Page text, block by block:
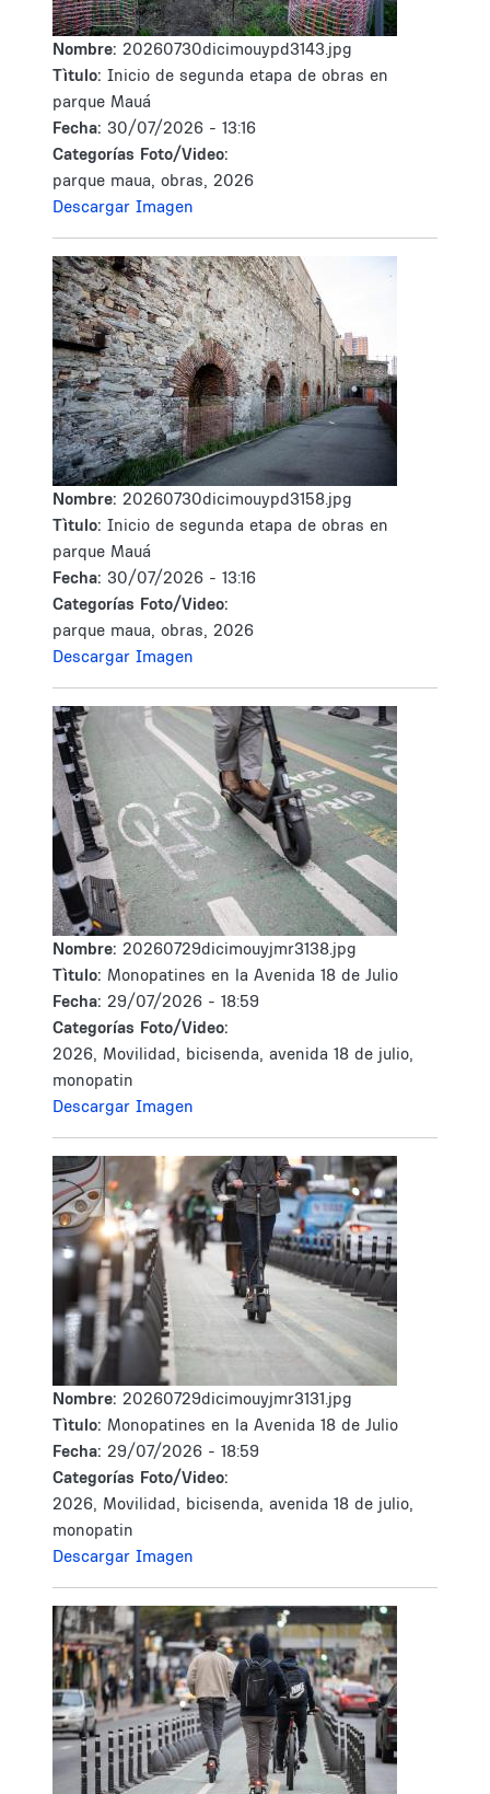
Nombre: 20260730dicimouypd3143.jpg
Tìtulo: Inicio de segunda etapa de obras en
parque Mauá
Fecha: 30/07/2026 - 13:16
Categorías Foto/Video:
parque maua, obras, 2026
Descargar Imagen
Nombre: 20260730dicimouypd3158.jpg
Tìtulo: Inicio de segunda etapa de obras en
parque Mauá
Fecha: 30/07/2026 - 13:16
Categorías Foto/Video:
parque maua, obras, 2026
Descargar Imagen
Nombre: 20260729dicimouyjmr3138.jpg
Tìtulo: Monopatines en la Avenida 18 de Julio
Fecha: 29/07/2026 - 18:59
Categorías Foto/Video:
2026, Movilidad, bicisenda, avenida 18 de julio,
monopatin
Descargar Imagen
Nombre: 20260729dicimouyjmr3131.jpg
Tìtulo: Monopatines en la Avenida 18 de Julio
Fecha: 29/07/2026 - 18:59
Categorías Foto/Video:
2026, Movilidad, bicisenda, avenida 18 de julio,
monopatin
Descargar Imagen